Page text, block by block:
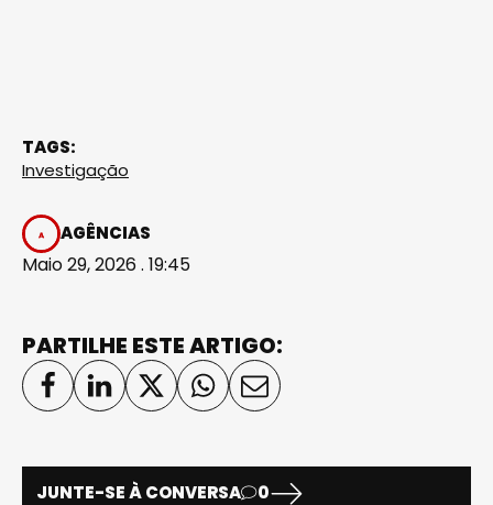
TAGS:
Investigação
AGÊNCIAS
Maio 29, 2026 . 19:45
PARTILHE ESTE ARTIGO:
JUNTE-SE À CONVERSA 0